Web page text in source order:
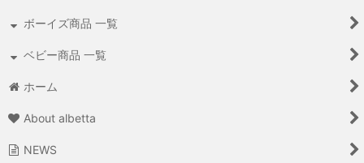
ボーイズ商品 一覧
ベビー商品 一覧
ホーム
About albetta
NEWS